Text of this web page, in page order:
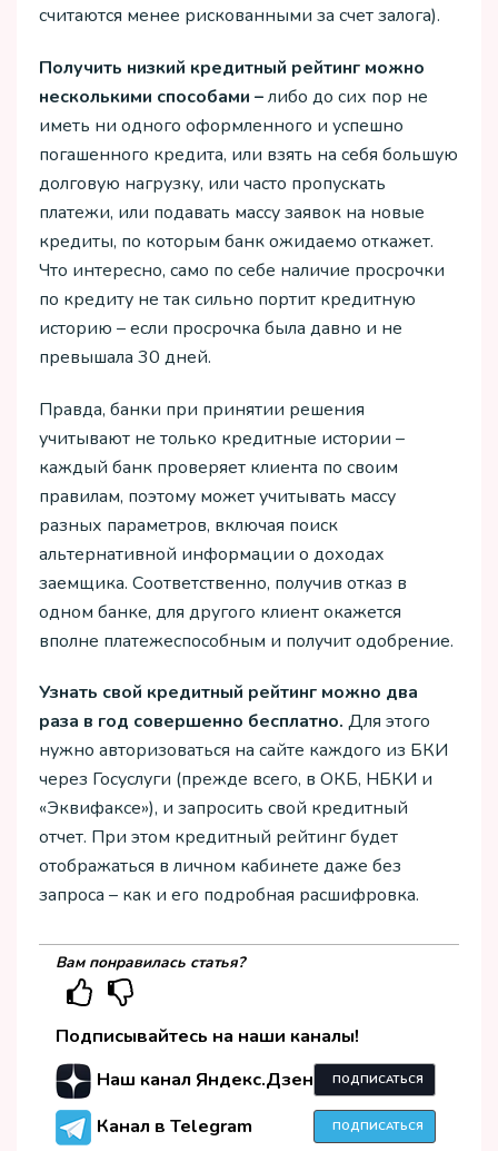
считаются менее рискованными за счет залога).
Получить низкий кредитный рейтинг можно
несколькими способами –либо до сих пор не
иметь ни одного оформленного и успешно
погашенного кредита, или взять на себя большую
долговую нагрузку, или часто пропускать
платежи, или подавать массу заявок на новые
кредиты, по которым банк ожидаемо откажет.
Что интересно, само по себе наличие просрочки
по кредиту не так сильно портит кредитную
историю – если просрочка была давно и не
превышала 30 дней.
Правда, банки при принятии решения
учитывают не только кредитные истории –
каждый банк проверяет клиента по своим
правилам, поэтому может учитывать массу
разных параметров, включая поиск
альтернативной информации о доходах
заемщика. Соответственно, получив отказ в
одном банке, для другого клиент окажется
вполне платежеспособным и получит одобрение.
Узнать свой кредитный рейтинг можно два
раза в год совершенно бесплатно. Для этого
нужно авторизоваться на сайте каждого из БКИ
через Госуслуги (прежде всего, в ОКБ, НБКИ и
«Эквифаксе»), и запросить свой кредитный
отчет. При этом кредитный рейтинг будет
отображаться в личном кабинете даже без
запроса – как и его подробная расшифровка.
Вам понравилась статья?
Подписывайтесь на наши каналы!
Наш канал Яндекс.Дзен
ПОДПИСАТЬСЯ
Канал в Telegram ПОДПИСАТЬСЯ